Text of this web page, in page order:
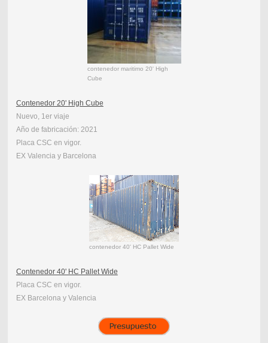
contenedor maritimo 20' High
Cube
Contenedor 20' High Cube
Nuevo, 1er viaje
Año de fabricación: 2021
Placa CSC en vigor.
EX Valencia y Barcelona
contenedor 40' HC Pallet Wide
Contenedor 40' HC Pallet Wide
Placa CSC en vigor.
EX Barcelona y Valencia